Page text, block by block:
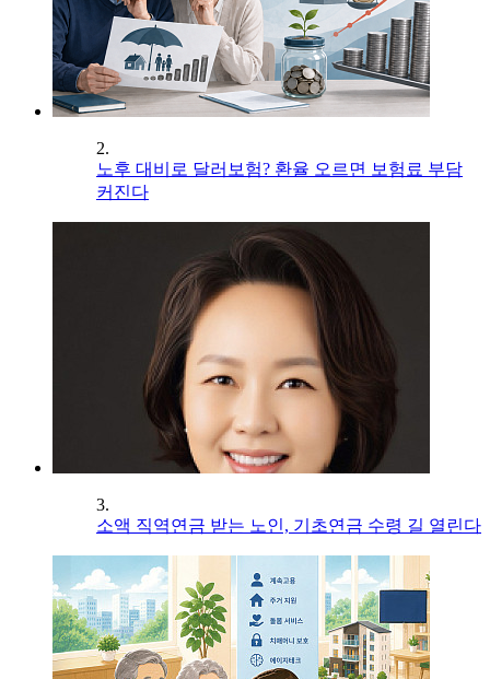
2.
노후 대비로 달러보험? 환율 오르면 보험료 부담
커진다
3.
소액 직역연금 받는 노인, 기초연금 수령 길 열린다